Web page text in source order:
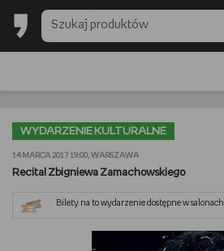
BESTSELLERY EMPIKU 2025
OGLĄDAM
PREZENTOWNIKI
WYDARZENIE KULTURALNE
14 MARCA 2017 19:00, WARSZAWA
Recital Zbigniewa Zamachowskiego
Bilety na to wydarzenie dostępne w salonach